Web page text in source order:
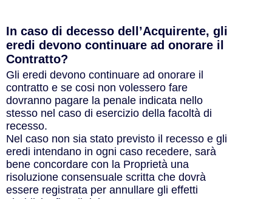
In caso di decesso dell’Acquirente, gli
eredi devono continuare ad onorare il
Contratto?
Gli eredi devono continuare ad onorare il
contratto e se cosi non volessero fare
dovranno pagare la penale indicata nello
stesso nel caso di esercizio della facoltà di
recesso.
Nel caso non sia stato previsto il recesso e gli
eredi intendano in ogni caso recedere, sarà
bene concordare con la Proprietà una
risoluzione consensuale scritta che dovrà
essere registrata per annullare gli effetti